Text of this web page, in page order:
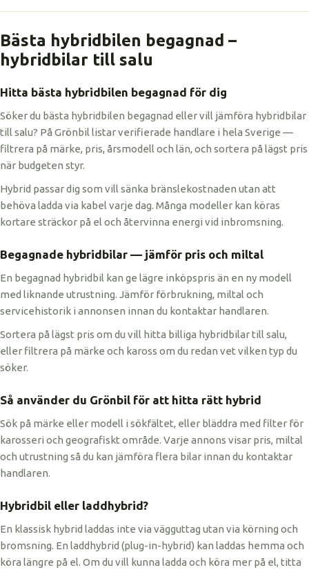
Bästa hybridbilen begagnad –
hybridbilar till salu
Hitta bästa hybridbilen begagnad för dig
Söker du bästa hybridbilen begagnad eller vill jämföra hybridbilar
till salu? På Grönbil listar verifierade handlare i hela Sverige —
filtrera på märke, pris, årsmodell och län, och sortera på lägst pris
när budgeten styr.
Hybrid passar dig som vill sänka bränslekostnaden utan att
behöva ladda via kabel varje dag. Många modeller kan köras
kortare sträckor på el och återvinna energi vid inbromsning.
Begagnade hybridbilar — jämför pris och miltal
En begagnad hybridbil kan ge lägre inköpspris än en ny modell
med liknande utrustning. Jämför förbrukning, miltal och
servicehistorik i annonsen innan du kontaktar handlaren.
Sortera på lägst pris om du vill hitta billiga hybridbilar till salu,
eller filtrera på märke och kaross om du redan vet vilken typ du
söker.
Så använder du Grönbil för att hitta rätt hybrid
Sök på märke eller modell i sökfältet, eller bläddra med filter för
karosseri och geografiskt område. Varje annons visar pris, miltal
och utrustning så du kan jämföra flera bilar innan du kontaktar
handlaren.
Hybridbil eller laddhybrid?
En klassisk hybrid laddas inte via vägguttag utan via körning och
bromsning. En laddhybrid (plug-in-hybrid) kan laddas hemma och
köra längre på el. Om du vill kunna ladda och köra mer på el, titta